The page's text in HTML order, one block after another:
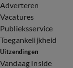
Adverteren
Vacatures
Publieksservice
Toegankelijkheid
Uitzendingen
Vandaag Inside